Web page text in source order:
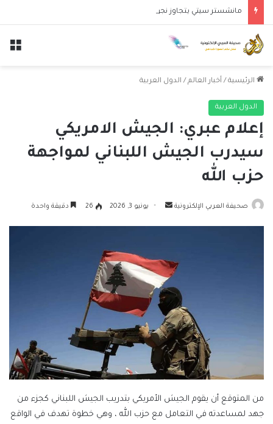
الرئيسية / أخبار العالم / الدول العربية
الدول العربية
إعلام عبري: الجيش الامريكي
سيدرب الجيش اللبناني لمواجهة
حزب الله
صحيفة العربي الإلكترونية
أرسل يونيو 3, 2026 26 دقيقة واحدة
من المتوقع أن يقوم الجيش الأمريكي بتدريب الجيش اللبناني كجزء من
جهد لمساعدته في التعامل مع حزب الله ، وهي خطوة تهدف في الواقع